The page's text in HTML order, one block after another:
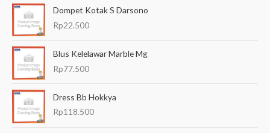
Dompet Kotak S Darsono
Rp22.500
Blus Kelelawar Marble Mg
Rp77.500
Dress Bb Hokkya
Rp118.500